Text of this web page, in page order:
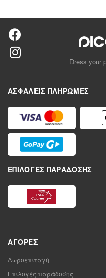
Dress your
ΑΣΦΑΛΕΊΣ ΠΛΗΡΩΜΈΣ
ΕΠΙΛΟΓΈΣ ΠΑΡΆΔΟΣΗΣ
ΑΓΟΡΈΣ
Δωροεπιταγή
Επιλογές παράδοσης